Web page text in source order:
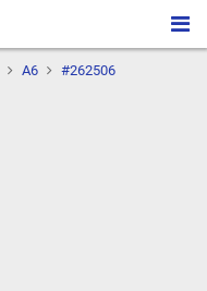
A6
#262506